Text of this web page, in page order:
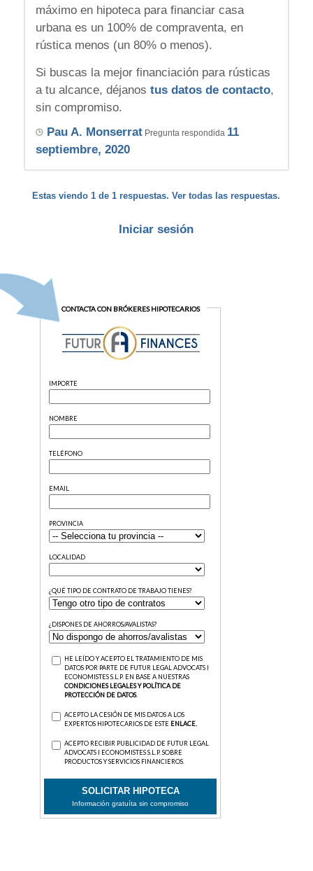
máximo en hipoteca para financiar casa
urbana es un 100% de compraventa, en
rústica menos (un 80% o menos).
Si buscas la mejor financiación para rústicas
a tu alcance, déjanos tus datos de contacto,
sin compromiso.
Pau A. MonserratPregunta respondida 11
septiembre, 2020
Estas viendo 1 de 1 respuestas. Ver todas las respuestas.
Iniciar sesión